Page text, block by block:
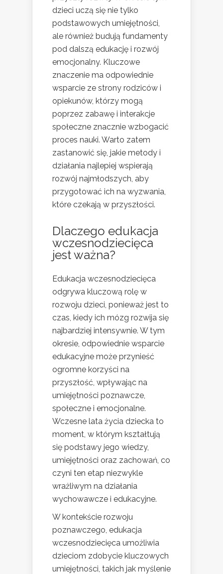
dzieci uczą się nie tylko
podstawowych umiejętności,
ale również budują fundamenty
pod dalszą edukację i rozwój
emocjonalny. Kluczowe
znaczenie ma odpowiednie
wsparcie ze strony rodziców i
opiekunów, którzy mogą
poprzez zabawę i interakcje
społeczne znacznie wzbogacić
proces nauki. Warto zatem
zastanowić się, jakie metody i
działania najlepiej wspierają
rozwój najmłodszych, aby
przygotować ich na wyzwania,
które czekają w przyszłości.
Dlaczego edukacja
wczesnodziecięca
jest ważna?
Edukacja wczesnodziecięca
odgrywa kluczową rolę w
rozwoju dzieci, ponieważ jest to
czas, kiedy ich mózg rozwija się
najbardziej intensywnie. W tym
okresie, odpowiednie wsparcie
edukacyjne może przynieść
ogromne korzyści na
przyszłość, wpływając na
umiejętności poznawcze,
społeczne i emocjonalne.
Wczesne lata życia dziecka to
moment, w którym kształtują
się podstawy jego wiedzy,
umiejętności oraz zachowań, co
czyni ten etap niezwykle
wrażliwym na działania
wychowawcze i edukacyjne.
W kontekście rozwoju
poznawczego, edukacja
wczesnodziecięca umożliwia
dzieciom zdobycie kluczowych
umiejętności, takich jak myślenie